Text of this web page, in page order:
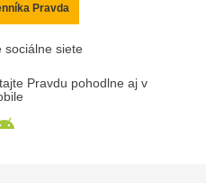
Pravda
sociálne siete
Pravdu pohodlne aj v